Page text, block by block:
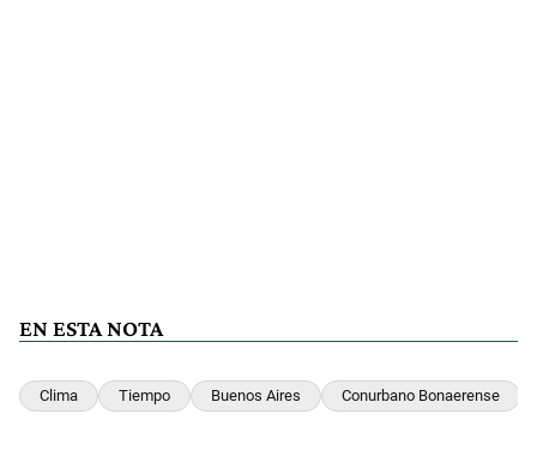
EN ESTA NOTA
Clima Tiempo Buenos Aires Conurbano Bonaerense